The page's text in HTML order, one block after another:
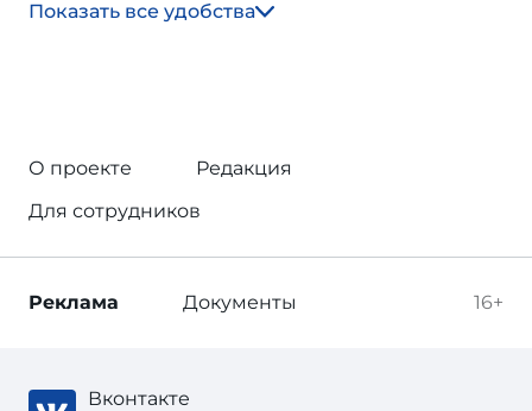
Показать все удобства
О проекте
Редакция
Для сотрудников
16+
Реклама Документы
Вконтакте